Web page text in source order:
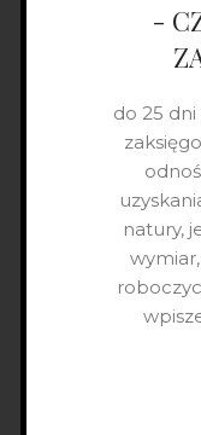
-
do 25
natury,